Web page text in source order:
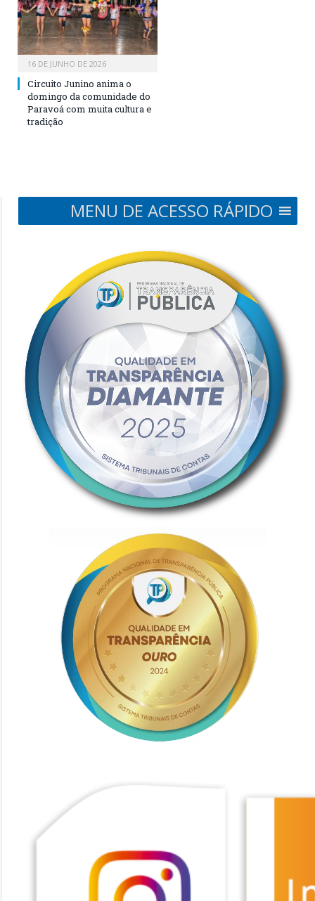
16 DE JUNHO DE 2026
Circuito Junino anima o
domingo da comunidade do
Paravoá com muita cultura e
tradição
MENU DE ACESSO RÁPIDO